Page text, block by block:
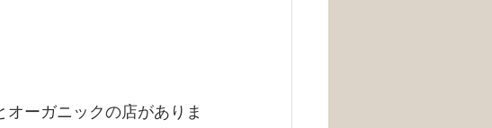
オーガニックの店がありま